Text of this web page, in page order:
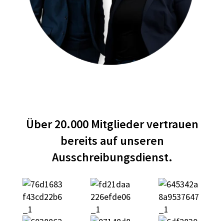
Über 20.000 Mitglieder vertrauen
bereits auf unseren
Ausschreibungsdienst.